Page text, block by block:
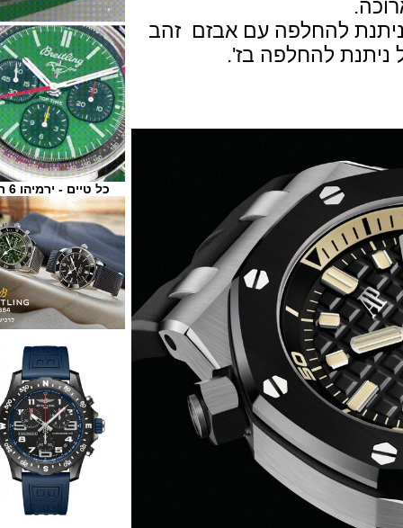
להחלפה עם אבזם זהב
כל טיים - ירמיהו 6 ת"א